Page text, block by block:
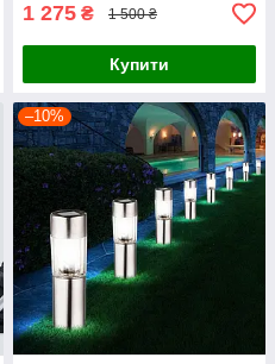
1 275 ₴ 1 500 ₴
Купити
–10%